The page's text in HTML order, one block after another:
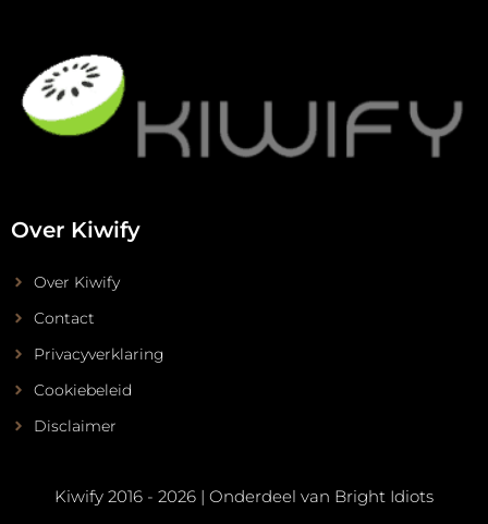
Over Kiwify
Over Kiwify
Contact
Privacyverklaring
Cookiebeleid
Disclaimer
Kiwify 2016 - 2026 | Onderdeel van Bright Idiots